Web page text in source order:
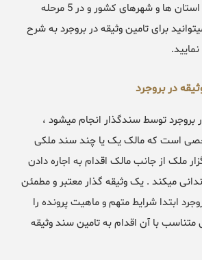
تهران بزرگ در تمامی استان ها و شهرهای کشور و در 5 مرحله
برای تامین وثیقه در بروجرد به شرح
در بروجرد
بروجرد توسط سندگذار انجام میشود ،
است که مالک یک یا چند سند ملکی
ملک از جانب مالک اقدام به اجاره دادن
میکند . یک وثیقه گذار معتبر و مطمئن
ابتدا شرایط متهم و ماهیت پرونده را
با آن اقدام به تامین سند وثیقه